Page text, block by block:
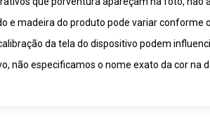
e madeira do produto pode variar
da tela do dispositivo podem
não especificamos o nome exato da cor